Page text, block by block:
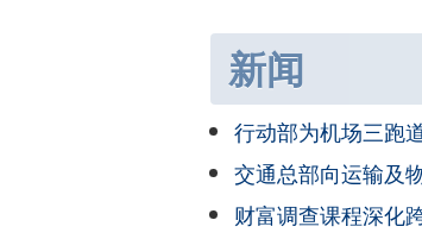
新闻
行动部为机场三跑
交通总部向运输及
财富调查课程深化